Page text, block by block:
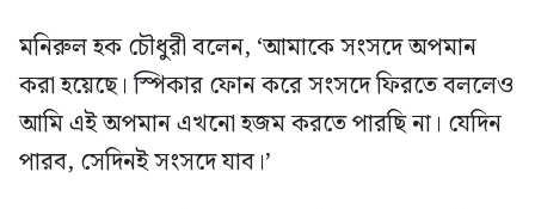
মনিরুল হক চৌধুরী বলেন, ‘আমাকে সংসদে অপমান
করা হয়েছে। স্পিকার ফোন করে সংসদে ফিরতে বললেও
আমি এই অপমান এখনো হজম করতে পারছি না। যেদিন
পারব, সেদিনই সংসদে যাব।’